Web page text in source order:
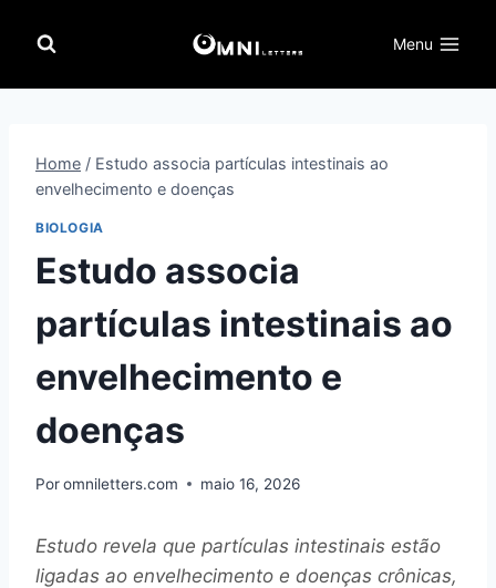
para
Menu
Home / Estudo associa partículas intestinais ao
envelhecimento e doenças
BIOLOGIA
Estudo associa
partículas intestinais ao
envelhecimento e
doenças
Poromniletters.com maio 16, 2026
Estudo revela que partículas intestinais estão
ligadas ao envelhecimento e doenças crônicas,